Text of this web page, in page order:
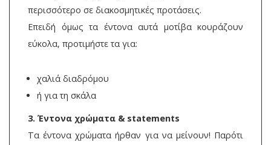
περισσότερο σε διακοσμητικές προτάσεις.
Επειδή όμως τα έντονα αυτά μοτίβα κουράζουν
εύκολα, προτιμήστε τα για:
χαλιά διαδρόμου
ή για τη σκάλα
3. Έντονα χρώματα & statements
Τα έντονα χρώματα ήρθαν για να μείνουν! Παρότι